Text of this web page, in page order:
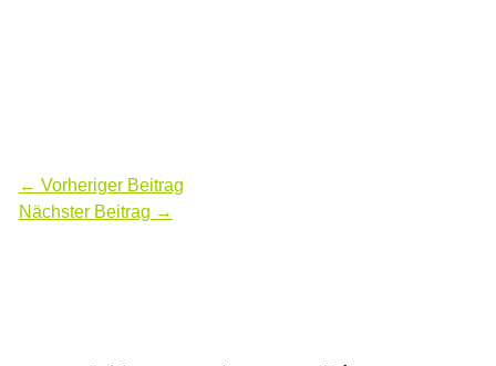
← Vorheriger Beitrag
Nächster Beitrag →